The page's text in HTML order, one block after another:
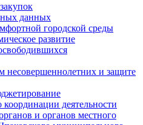
данных
городской среды
развитие
несовершеннолетних и защите
координации деятельности
и органов местного